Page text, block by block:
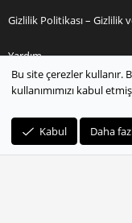
Gizlilik Politikası – Gizlilik
Yardım
Ana sayfa
S
S
Bu site çerezler kullanır.
kullanımımızı kabul
Kabul Daha